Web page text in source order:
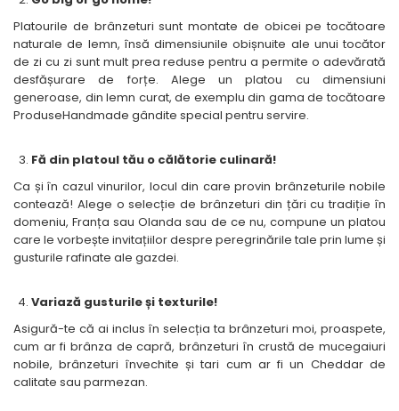
Platourile de brânzeturi sunt montate de obicei pe tocătoare
naturale de lemn, însă dimensiunile obișnuite ale unui tocător
de zi cu zi sunt mult prea reduse pentru a permite o adevărată
desfășurare de forțe. Alege un platou cu dimensiuni
generoase, din lemn curat, de exemplu din gama de tocătoare
ProduseHandmade gândite special pentru servire.
Fă din platoul tău o călătorie culinară!
Ca și în cazul vinurilor, locul din care provin brânzeturile nobile
contează! Alege o selecție de brânzeturi din țări cu tradiție în
domeniu, Franța sau Olanda sau de ce nu, compune un platou
care le vorbește invitațiilor despre peregrinările tale prin lume și
gusturile rafinate ale gazdei.
Variază gusturile și texturile!
Asigură-te că ai inclus în selecția ta brânzeturi moi, proaspete,
cum ar fi brânza de capră, brânzeturi în crustă de mucegaiuri
nobile, brânzeturi învechite și tari cum ar fi un Cheddar de
calitate sau parmezan.